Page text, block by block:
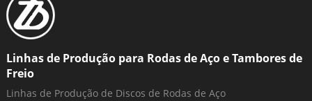
Linhas de Produção para Rodas de Aço e Tambores de
Freio
Linhas de Produção de Discos de Rodas de Aço